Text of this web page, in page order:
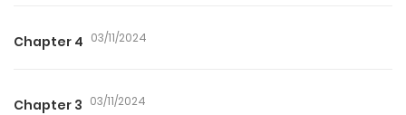
Chapter 4 03/11/2024
Chapter 3 03/11/2024